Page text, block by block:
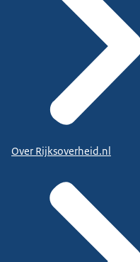
Over Rijksoverheid.nl